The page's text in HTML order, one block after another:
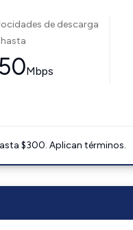
de descarga
Mbps
$300. Aplican términos.